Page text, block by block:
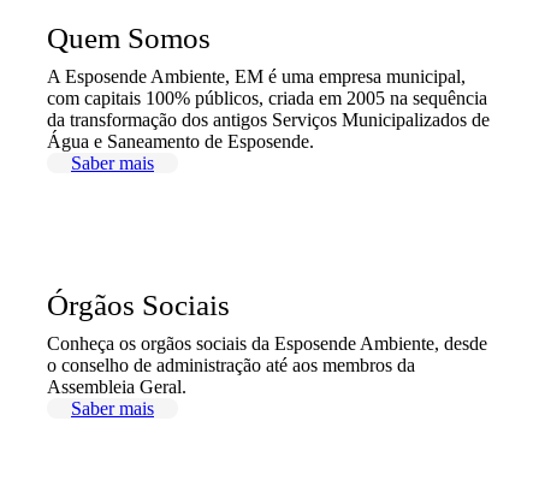
Quem Somos
A Esposende Ambiente, EM é uma empresa municipal,
com capitais 100% públicos, criada em 2005 na sequência
da transformação dos antigos Serviços Municipalizados de
Água e Saneamento de Esposende.
Saber mais
Órgãos Sociais
Conheça os orgãos sociais da Esposende Ambiente, desde
o conselho de administração até aos membros da
Assembleia Geral.
Saber mais